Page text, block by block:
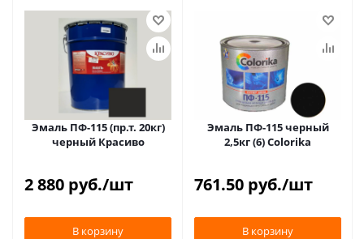
Эмаль ПФ-115 (пр.т. 20кг)
черный Красиво
2 880 руб./шт
В корзину
Эмаль ПФ-115 черный
2,5кг (6) Colorika
761.50 руб./шт
В корзину